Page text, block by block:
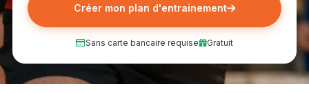
Créer mon plan d'entrainement
Sans carte bancaire requise Gratuit